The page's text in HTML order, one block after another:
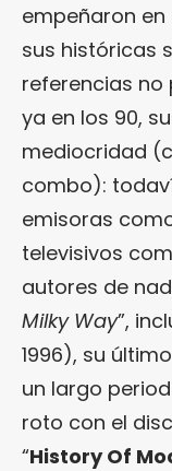
empeñaron
sus históricas
referencias no
ya en los 90,
mediocridad
combo):
emisoras
televisivos
autores de
Milky Way”,
1996), su
un largo
roto con el
“History Of